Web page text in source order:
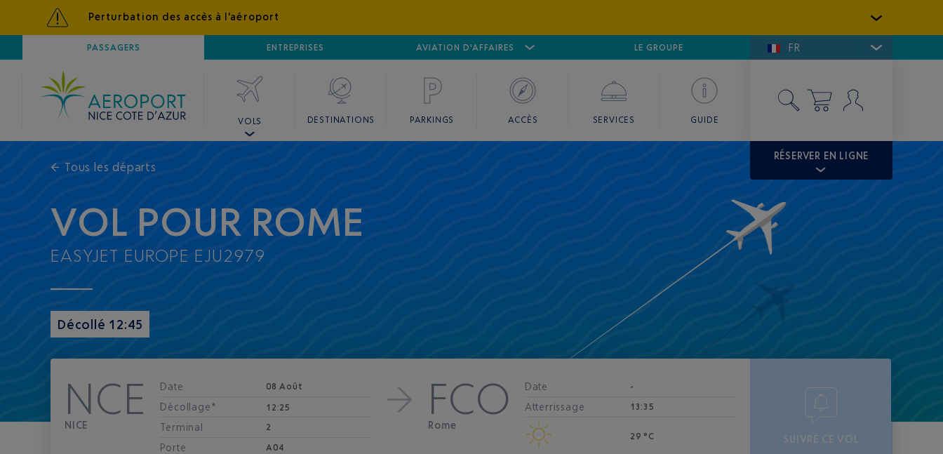
Perturbation des accès à l'aéroport
PASSAGERS ENTREPRISES AVIATION D'AFFAIRES
AÉROPORTNICE CÔTE D'AZUR AÉROPORT CANNES MANDELIEU GOLFE DE SAINT-TROPEZ
LE GROUPE FR
VOLS DESTINATIONS PARKINGS ACCÈS SERVICES GUIDE
RÉSERVER EN LIGNE
← Tous les départs
VOL POUR ROME
EASYJET EUROPE EJU2979
Décollé 12:45
NCE
NICE
Date 08 Août
Décollage* 12:25
Terminal 2
Porte A04
FCO
Rome
Date -
Atterrissage 13:35
29 °C SUIVRE CE VOL